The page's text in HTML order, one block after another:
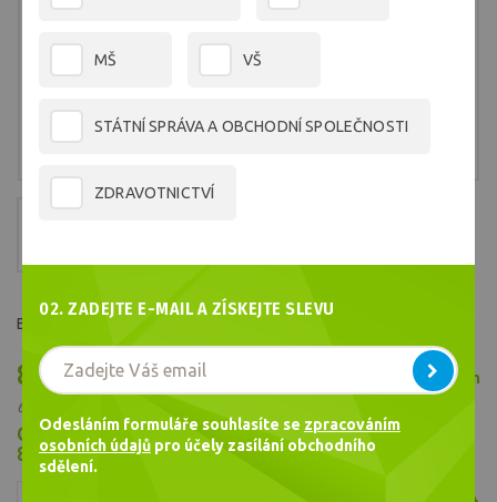
Barva č.1710
Skladem
80,79 Kč/ ks
66,77 Kč bez DPH
Cena celkem
80,79 Kč
MŠ VŠ
STÁTNÍ SPRÁVA A OBCHODNÍ SPOLEČNOSTI
ZDRAVOTNICTVÍ
02. ZADEJTE E-MAIL A ZÍSKEJTE SLEVU
Odesláním formuláře souhlasíte se zpracováním
osobních údajů pro účely zasílání obchodního
sdělení.